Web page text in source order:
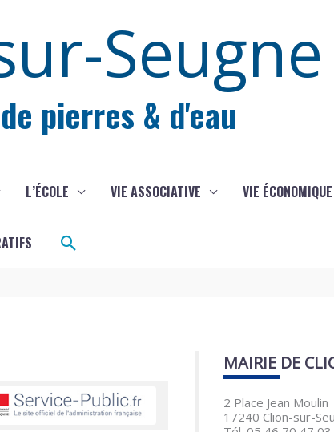
Seugne
pierres & d'eau
L’ÉCOLE VIE ASSOCIATIVE VIE ÉCONOMIQUE
Rechercher
MAIRIE DE
2 Place Jean Moulin
17240 Clion-sur-